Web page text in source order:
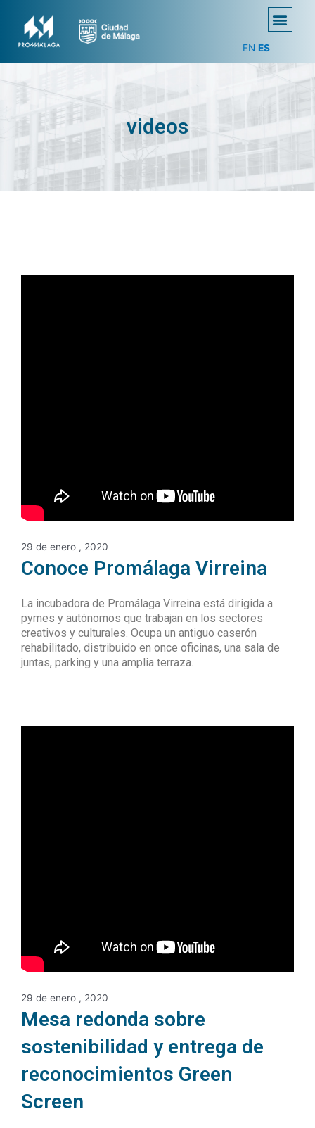
EN ES
videos
29 de enero , 2020
Conoce Promálaga Virreina
La incubadora de Promálaga Virreina está dirigida a
pymes y autónomos que trabajan en los sectores
creativos y culturales. Ocupa un antiguo caserón
rehabilitado, distribuido en once oficinas, una sala de
juntas, parking y una amplia terraza.
29 de enero , 2020
Mesa redonda sobre
sostenibilidad y entrega de
reconocimientos Green
Screen